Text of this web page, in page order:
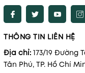
THÔNG TIN LIÊN HỆ
Địa chỉ: 173/19 Đường
Tân Phú, TP. Hồ Chí